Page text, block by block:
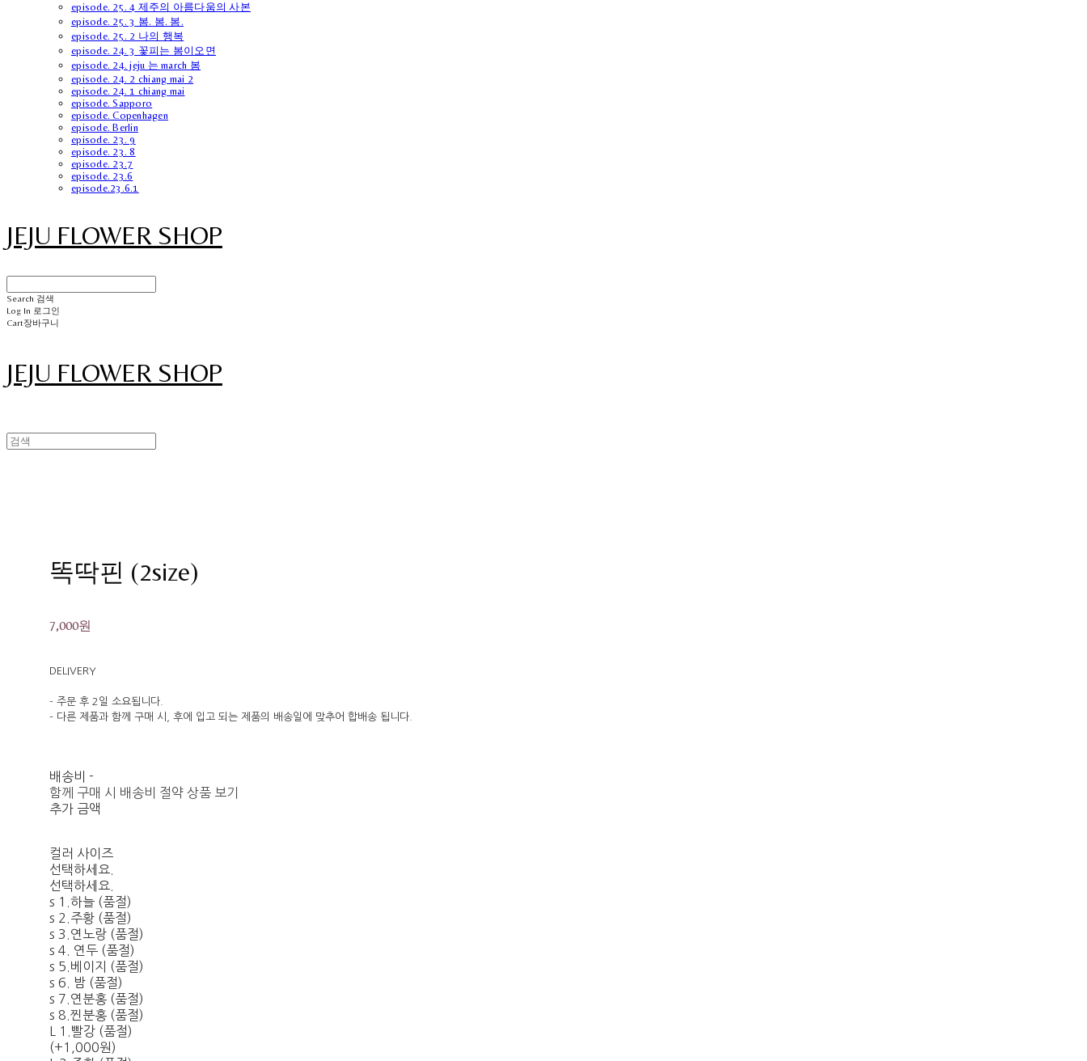
episode. 25. 4 제주의 아름다움의 사본
episode. 25. 3 봄. 봄. 봄.
episode. 25. 2 나의 행복
episode. 24. 3 꽃피는 봄이오면
episode. 24. jeju 는 march 봄
episode. 24. 2 chiang mai 2
episode. 24. 1 chiang mai
episode. Sapporo
episode. Copenhagen
episode. Berlin
episode. 23. 9
episode. 23. 8
episode. 23.7
episode. 23.6
episode.23.6.1
JEJU FLOWER SHOP
Search 검색
Log In 로그인
Cart장바구니
JEJU FLOWER SHOP
똑딱핀 (2size)
7,000원
DELIVERY
- 주문 후 2일 소요됩니다.
- 다른 제품과 함께 구매 시, 후에 입고 되는 제품의 배송일에 맞추어 합배송 됩니다.
배송비 -
함께 구매 시 배송비 절약 상품 보기
추가 금액
컬러 사이즈
선택하세요.
선택하세요.
s 1.하늘 (품절)
s 2.주황 (품절)
s 3.연노랑 (품절)
s 4. 연두 (품절)
s 5.베이지 (품절)
s 6. 밤 (품절)
s 7.연분홍 (품절)
s 8.찐분홍 (품절)
L 1.빨강 (품절)
(+1,000원)